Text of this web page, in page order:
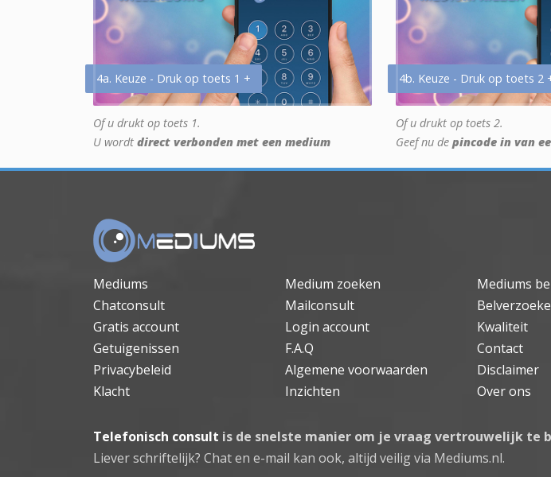
4a. Keuze - Druk op toets 1 +
Of u drukt op toets 1.
U wordt direct verbonden met een medium
4b. Keuze - Druk op toets 2
Of u drukt op toets 2.
Geef nu de pincode in van
Mediums Medium zoeken
Mediums
Chatconsult
Mailconsult
Gratis account
Login account
Kwaliteit
Getuigenissen
F.A.Q
Contact
Privacybeleid
Algemene voorwaarden
Disclaimer
Klacht
Inzichten Over ons
Telefonisch consult is de snelste manier om je vraag vertrouwelijk te
Liever schriftelijk? Chat en e-mail kan ook, altijd veilig via Mediums.nl.